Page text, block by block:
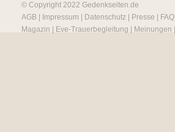
© Copyright 2022 Gedenkseiten.de
AGB
Impressum Datenschutz Presse
FAQ
Magazin
Eve-Trauerbegleitung Meinungen